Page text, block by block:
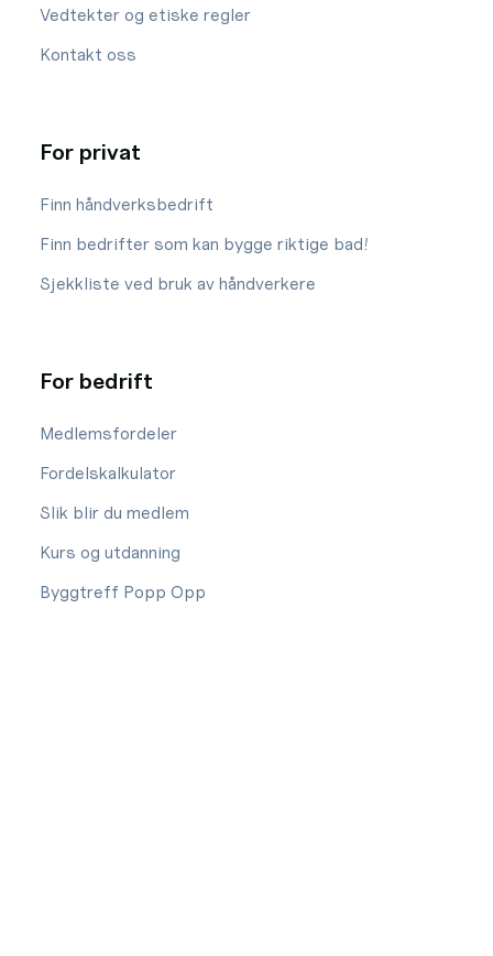
Vedtekter og etiske regler
Kontakt oss
For privat
Finn håndverksbedrift
Finn bedrifter som kan bygge riktige bad!
Sjekkliste ved bruk av håndverkere
For bedrift
Medlemsfordeler
Fordelskalkulator
Slik blir du medlem
Kurs og utdanning
Byggtreff Popp Opp